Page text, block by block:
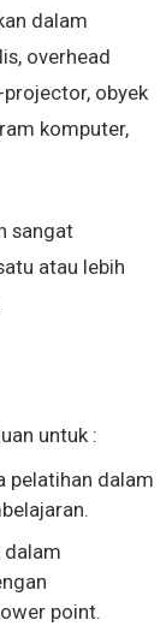
dalam
overhead
obyek
komputer,
sangat
atau lebih
untuk :
pelatihan dalam
dalam
point.